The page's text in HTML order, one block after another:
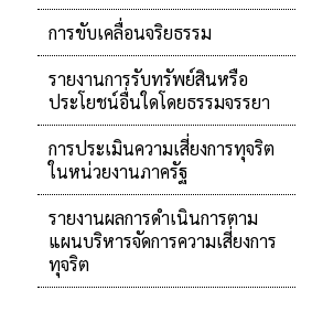
การขับเคลื่อนจริยธรรม
รายงานการรับทรัพย์สินหรือ
ประโยชน์อื่นใดโดยธรรมจรรยา
การประเมินความเสี่ยงการทุจริต
ในหน่วยงานภาครัฐ
รายงานผลการดำเนินการตาม
แผนบริหารจัดการความเสี่ยงการ
ทุจริต